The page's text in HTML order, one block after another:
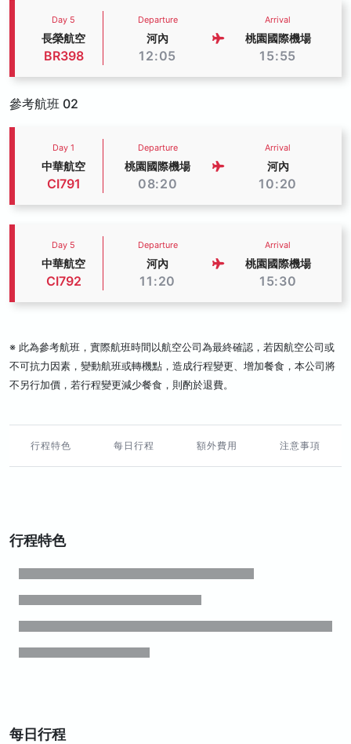
Day 5
長榮航空
BR398
Departure
河內
12:05
Arrival
桃園國際機場
15:55
參考航班 02
Day 1
中華航空
CI791
Departure
桃園國際機場
08:20
Arrival
河內
10:20
Day 5
中華航空
CI792
Departure
河內
11:20
Arrival
桃園國際機場
15:30
※ 此為參考航班，實際航班時間以航空公司為最終確認，若因航空公司或
不可抗力因素，變動航班或轉機點，造成行程變更、增加餐食，本公司將
不另行加價，若行程變更減少餐食，則酌於退費。
行程特色 每日行程 額外費用 注意事項
行程特色
每日行程